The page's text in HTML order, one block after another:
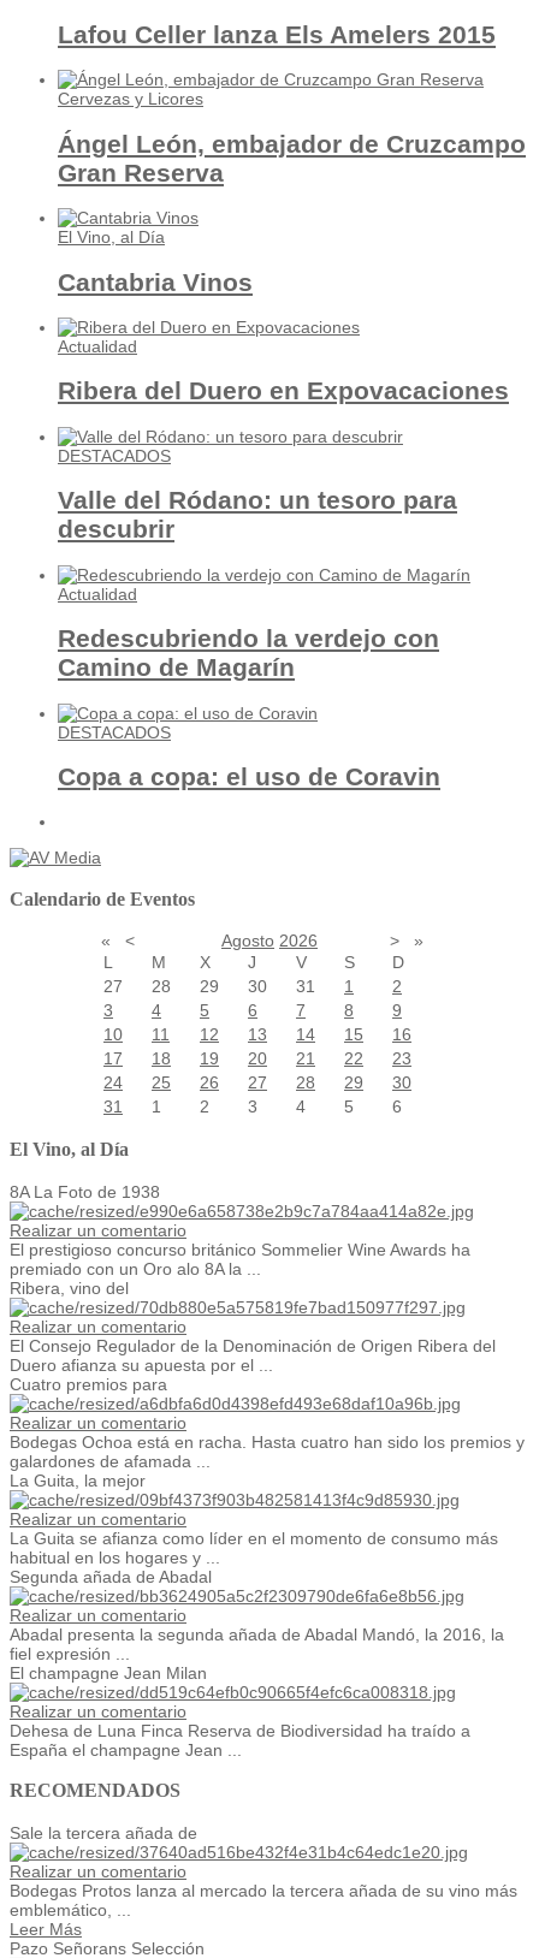
Lafou Celler lanza Els Amelers 2015
Cervezas y Licores
Ángel León, embajador de Cruzcampo
Gran Reserva
El Vino, al Día
Cantabria Vinos
Actualidad
Ribera del Duero en Expovacaciones
DESTACADOS
Valle del Ródano: un tesoro para
descubrir
Actualidad
Redescubriendo la verdejo con
Camino de Magarín
DESTACADOS
Copa a copa: el uso de Coravin
Calendario de Eventos
« < Agosto 2026 >
»
L
M X J V S
D
27
28 29 30 31 1
2
3
4 5 6 7 8
9
10
11 12 13 14 15
16
17
18 19 20 21 22
23
24
25 26 27 28 29
30
31
1 2 3 4 5 6
El Vino, al Día
8A La Foto de 1938
Realizar un comentario
El prestigioso concurso británico Sommelier Wine Awards ha
premiado con un Oro alo 8A la ...
Ribera, vino del
Realizar un comentario
El Consejo Regulador de la Denominación de Origen Ribera del
Duero afianza su apuesta por el ...
Cuatro premios para
Realizar un comentario
Bodegas Ochoa está en racha. Hasta cuatro han sido los premios y
galardones de afamada ...
La Guita, la mejor
Realizar un comentario
La Guita se afianza como líder en el momento de consumo más
habitual en los hogares y ...
Segunda añada de Abadal
Realizar un comentario
Abadal presenta la segunda añada de Abadal Mandó, la 2016, la
fiel expresión ...
El champagne Jean Milan
Realizar un comentario
Dehesa de Luna Finca Reserva de Biodiversidad ha traído a
España el champagne Jean ...
RECOMENDADOS
Sale la tercera añada de
Realizar un comentario
Bodegas Protos lanza al mercado la tercera añada de su vino más
emblemático, ...
Leer Más
Pazo Señorans Selección